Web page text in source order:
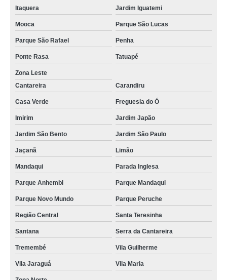
Itaquera Jardim Iguatemi
Mooca Parque São Lucas
Parque São Rafael Penha
Ponte Rasa Tatuapé
Zona Leste
Cantareira
Carandiru
Casa Verde Freguesia do Ó
Imirim Jardim Japão
Jardim São Bento Jardim São Paulo
Jaçanã Limão
Mandaqui Parada Inglesa
Parque Anhembi Parque Mandaqui
Parque Novo Mundo Parque Peruche
Região Central Santa Teresinha
Santana Serra da Cantareira
Tremembé Vila Guilherme
Vila Jaraguá Vila Maria